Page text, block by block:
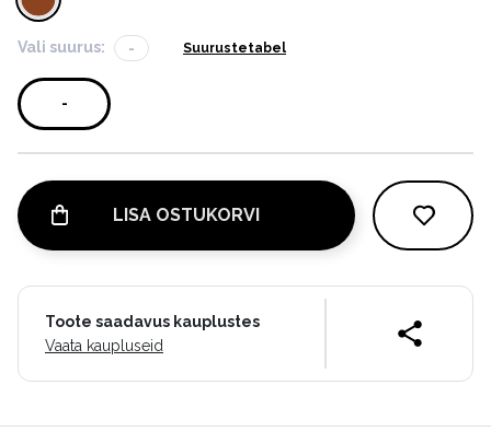
Vali suurus: - Suurustetabel
-
LISA OSTUKORVI
Toote saadavus kauplustes
Vaata kaupluseid